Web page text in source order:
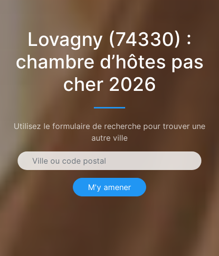
Lovagny (74330) :
chambre d’hôtes pas
cher 2026
Utilisez le formulaire de recherche pour trouver une
autre ville
M'y amener